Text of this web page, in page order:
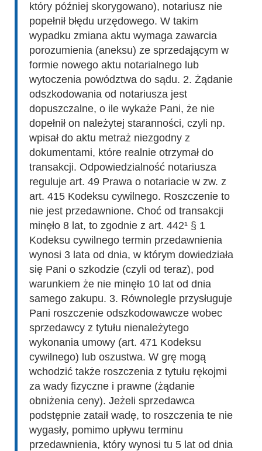
który później skorygowano), notariusz nie
popełnił błędu urzędowego. W takim
wypadku zmiana aktu wymaga zawarcia
porozumienia (aneksu) ze sprzedającym w
formie nowego aktu notarialnego lub
wytoczenia powództwa do sądu. 2. Żądanie
odszkodowania od notariusza jest
dopuszczalne, o ile wykaże Pani, że nie
dopełnił on należytej staranności, czyli np.
wpisał do aktu metraż niezgodny z
dokumentami, które realnie otrzymał do
transakcji. Odpowiedzialność notariusza
reguluje art. 49 Prawa o notariacie w zw. z
art. 415 Kodeksu cywilnego. Roszczenie to
nie jest przedawnione. Choć od transakcji
minęło 8 lat, to zgodnie z art. 442¹ § 1
Kodeksu cywilnego termin przedawnienia
wynosi 3 lata od dnia, w którym dowiedziała
się Pani o szkodzie (czyli od teraz), pod
warunkiem że nie minęło 10 lat od dnia
samego zakupu. 3. Równolegle przysługuje
Pani roszczenie odszkodowawcze wobec
sprzedawcy z tytułu nienależytego
wykonania umowy (art. 471 Kodeksu
cywilnego) lub oszustwa. W grę mogą
wchodzić także roszczenia z tytułu rękojmi
za wady fizyczne i prawne (żądanie
obniżenia ceny). Jeżeli sprzedawca
podstępnie zataił wadę, to roszczenia te nie
wygasły, pomimo upływu terminu
przedawnienia, który wynosi tu 5 lat od dnia